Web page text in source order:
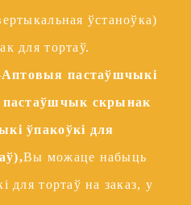
ўстаноўка)
для тортаў.
Аптовыя пастаўшчыкі
пастаўшчык скрынак
ўпакоўкі для
Вы можаце набыць
для тортаў на заказ, у